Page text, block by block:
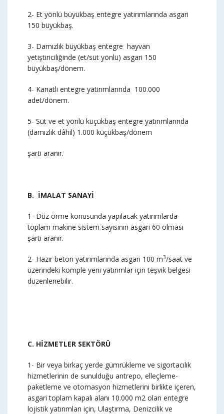
2- Et yönlü büyükbaş entegre yatırımlarında asgari
150 büyükbaş.
3- Damızlık büyükbaş entegre hayvan
yetiştiriciliğinde (et/süt yönlü) asgari 150
büyükbaş/dönem.
4- Kanatlı entegre yatırımlarında 100.000
adet/dönem.
5- Süt ve et yönlü küçükbaş entegre yatırımlarında
(damızlık dâhil) 1.000 küçükbaş/dönem
şartı aranır.
B. İMALAT SANAYİ
1- Düz örme konusunda yapılacak yatırımlarda
toplam makine sistem sayısının asgari 60 olması
şartı aranır.
2- Hazır beton yatırımlarında asgari 100 m3/saat ve
üzerindeki komple yeni yatırımlar için teşvik belgesi
düzenlenebilir.
C. HİZMETLER SEKTÖRÜ
1- Bir veya birkaç yerde gümrükleme ve sigortacılık
hizmetlerinin de sunulduğu antrepo, elleçleme-
paketleme ve otomasyon hizmetlerini birlikte içeren,
asgari toplam kapalı alanı 10.000 m2 olan entegre
lojistik yatırımları için, Ulaştırma, Denizcilik ve